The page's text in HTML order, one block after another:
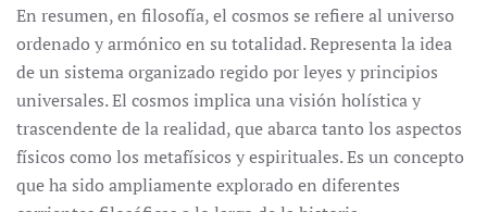
En resumen, en filosofía, el cosmos se refiere al universo
ordenado y armónico en su totalidad. Representa la idea
de un sistema organizado regido por leyes y principios
universales. El cosmos implica una visión holística y
trascendente de la realidad, que abarca tanto los aspectos
físicos como los metafísicos y espirituales. Es un concepto
que ha sido ampliamente explorado en diferentes